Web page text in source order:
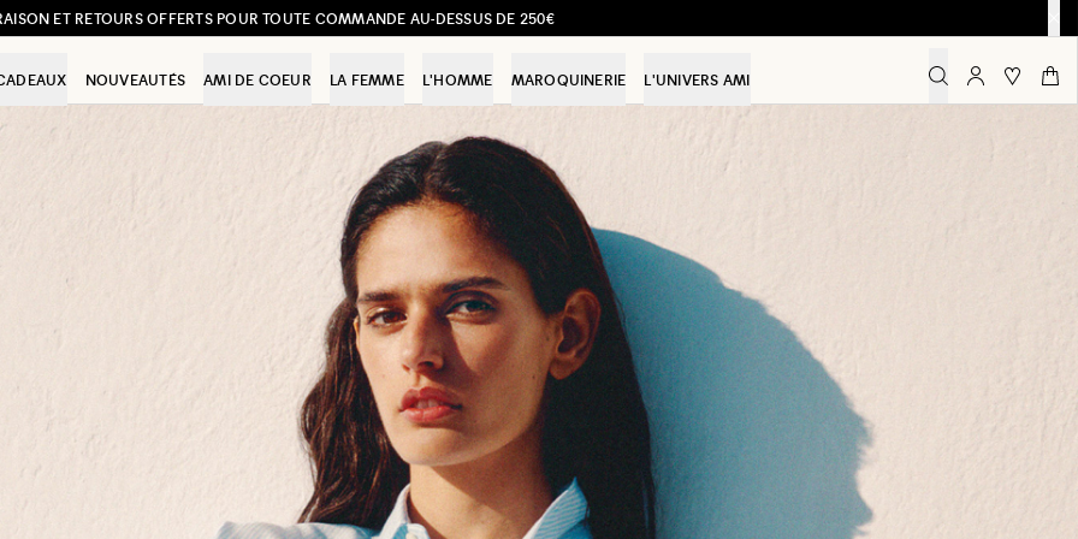
ET RETOURS OFFERTS POUR TOUTE COMMANDE AU-DESSUS DE 250€
NOUVEAUTÉS AMI DE COEUR LA FEMME L'HOMME MAROQUINERIE L'UNIVERS AMI